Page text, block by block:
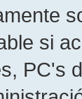
si
PC's